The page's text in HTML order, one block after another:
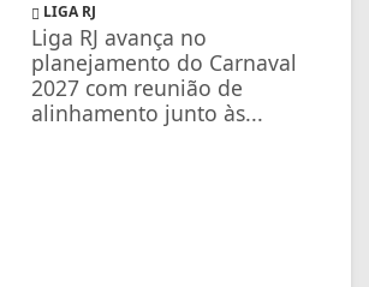
LIGA RJ
Liga RJ avança no
planejamento do Carnaval
2027 com reunião de
alinhamento junto às...